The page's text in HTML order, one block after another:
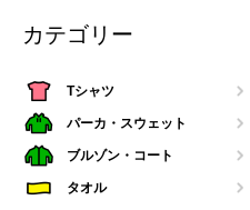
カテゴリー
Tシャツ
パーカ・スウェット
ブルゾン・コート
タオル